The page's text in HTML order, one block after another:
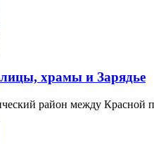
храмы и Зарядье
район между